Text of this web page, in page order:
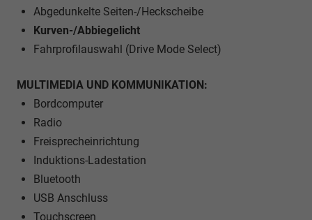
Abgedunkelte Seiten-/Heckscheibe
Kurven-/Abbiegelicht
Fahrprofilauswahl (Drive Mode Select)
MULTIMEDIA UND KOMMUNIKATION:
Bordcomputer
Radio
Freisprecheinrichtung
Induktions-Ladestation
Bluetooth
USB Anschluss
Touchscreen